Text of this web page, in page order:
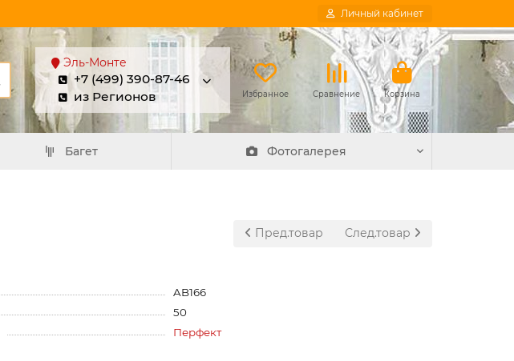
Личный кабинет
Эль-Монте
+7 (499) 390-87-46
из Регионов
Избранное Сравнение Корзина
Багет Фотогалерея
Пред.товар След.товар
AB166
50
Перфект